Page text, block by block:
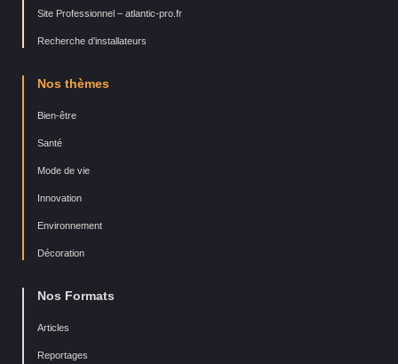
Site Professionnel – atlantic-pro.fr
Recherche d’installateurs
Nos thèmes
Bien-être
Santé
Mode de vie
Innovation
Environnement
Décoration
Nos Formats
Articles
Reportages